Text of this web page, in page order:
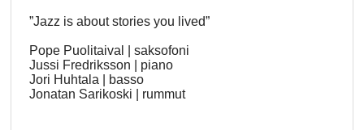
”Jazz is about stories you lived”
Pope Puolitaival | saksofoni
Jussi Fredriksson | piano
Jori Huhtala | basso
Jonatan Sarikoski | rummut